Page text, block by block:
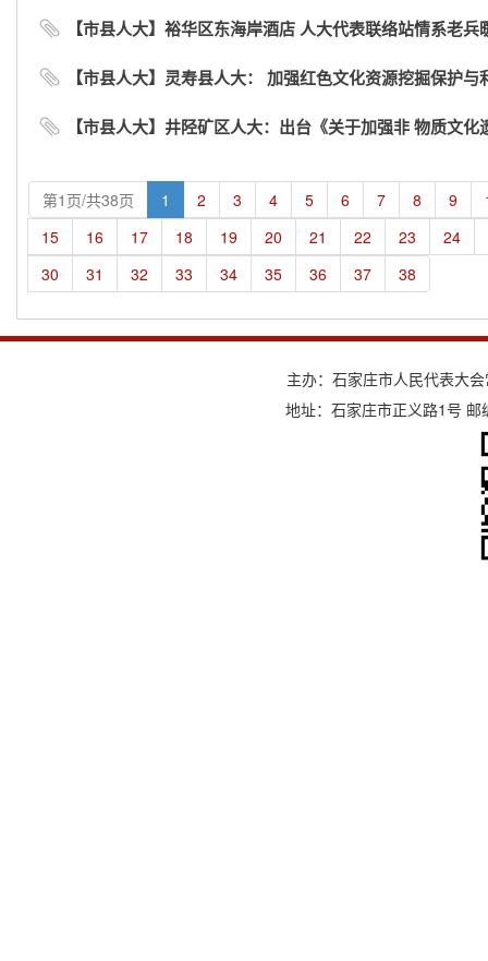
【市县人大】裕华区东海岸酒店 人大代表联络站情系老兵
【市县人大】灵寿县人大： 加强红色文化资源挖掘保护与
【市县人大】井陉矿区人大：出台《关于加强非 物质文
第1页/共38页 1 2 3 4 5 6 7 8 9
15
16 17 18 19 20 21 22 23
24
30
31 32 33 34 35 36 37 38
主办：石家庄市人民代表大
地址：石家庄市正义路1号